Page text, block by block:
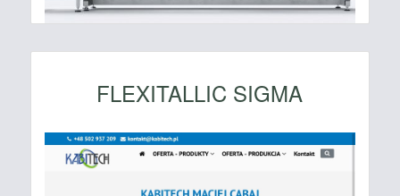
FLEXITALLIC SIGMA